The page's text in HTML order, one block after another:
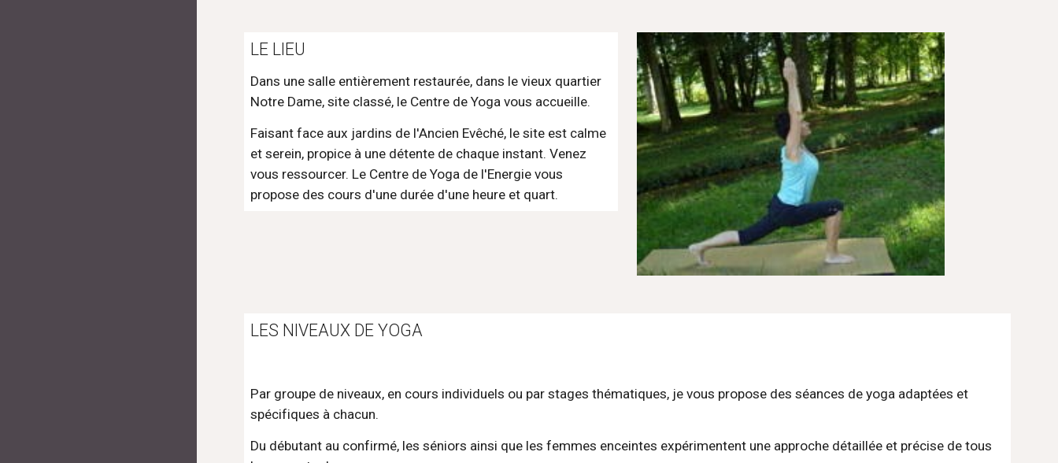
LE LIEU
Dans une salle entièrement restaurée, dans le vieux quartier
Notre Dame, site classé, le Centre de Yoga vous accueille.
Faisant face aux jardins de l'Ancien Evêché, le site est calme
et serein, propice à une détente de chaque instant. Venez
vous ressourcer. Le Centre de Yoga de l'Energie vous
propose des cours d'une durée d'une heure et quart.
LES NIVEAUX DE YOGA
Par groupe de niveaux, en cours individuels ou par stages thématiques, je vous propose des séances de yoga adaptées et
spécifiques à chacun.
Du débutant au confirmé, les séniors ainsi que les femmes enceintes expérimentent une approche détaillée et précise de tous